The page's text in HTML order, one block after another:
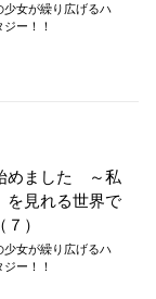
女が繰り広げるハ
ー！！
めました ～私
を見れる世界で
）
女が繰り広げるハ
ー！！